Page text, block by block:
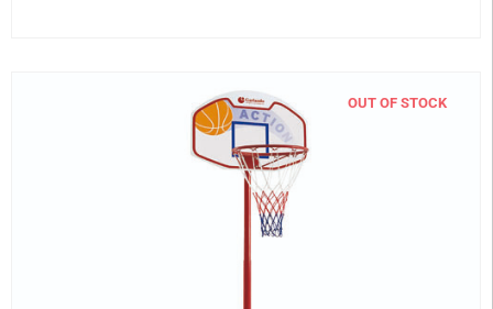
OUT OF STOCK